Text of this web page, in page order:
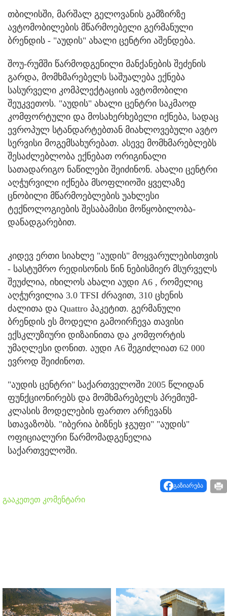
თბილისში, მარშალ გელოვანის გამზირზე
ავტომობილების მწარმოებელი გერმანული
ბრენდის - "აუდის" ახალი ცენტრი აშენდება.
შოუ-რუმში წარმოდგენილი მანქანების შეძენის
გარდა, მომხმარებელს საშუალება ექნება
სასურველი კომპლექტაციის ავტომობილი
შეუკვეთოს. "აუდის" ახალი ცენტრი საკმაოდ
კომფორტული და მოსახერხებელი იქნება, სადაც
ევროპულ სტანდარტებთან მიახლოვებული ავტო
სერვისი მოგემსახურებათ. ასევე მომხმარებლებს
შესაძლებლობა ექნებათ ორიგინალი
სათადარიგო ნაწილები შეიძინონ. ახალი ცენტრი
აღჭურვილი იქნება მსოფლიოში ყველაზე
ცნობილი მწარმოებლების უახლესი
ტექნოლოგიების შესაბამისი მოწყობილობა-
დანადგარებით.
კიდევ ერთი სიახლე "აუდის" მოყვარულებისთვის
- სასტუმრო რედისონის წინ ნებისმიერ მსურველს
შეუძლია, იხილოს ახალი აუდი A6 , რომელიც
აღჭურვილია 3.0 TFSI ძრავით, 310 ცხენის
ძალითა და Quattro პაკეტით. გერმანული
ბრენდის ეს მოდელი გამოირჩევა თავისი
ექსკლუზიური დიზაინითა და კომფორტის
უმაღლესი დონით. აუდი A6 შეგიძლიათ 62 000
ევროდ შეიძინოთ.
"აუდის ცენტრი" საქართველოში 2005 წლიდან
ფუნქციონირებს და მომხმარებელს პრემიუმ-
კლასის მოდელების ფართო არჩევანს
სთავაზობს. "იბერია ბიზნეს ჯგუფი" "აუდის"
ოფიციალური წარმომადგენელია
საქართველოში.
გაზიარება
გააკეთეთ კომენტარი